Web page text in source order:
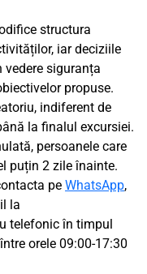
structura
iar deciziile
vedere siguranța
propuse.
indiferent de
la finalul excursiei.
persoanele care
puțin 2 zile înainte.
pe WhatsApp,
la
telefonic în timpul
orele 09:00-17:30